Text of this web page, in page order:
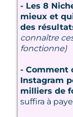
- Les 8
mieux et
des
connaître
fonctionne)
- Comment
Instagram
milliers de
suffira à